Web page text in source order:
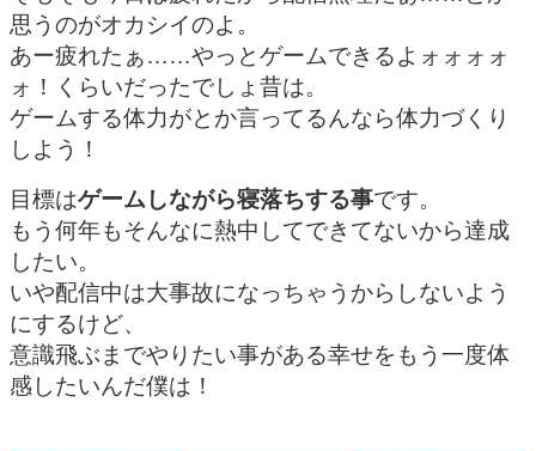
思うのがオカシイのよ。
あー疲れたぁ……やっとゲームできるよォォォォ
ォ！くらいだったでしょ昔は。
ゲームする体力がとか言ってるんなら体力づくり
しよう！
目標はゲームしながら寝落ちする事です。
もう何年もそんなに熱中してできてないから達成
したい。
いや配信中は大事故になっちゃうからしないよう
にするけど、
意識飛ぶまでやりたい事がある幸せをもう一度体
感したいんだ僕は！